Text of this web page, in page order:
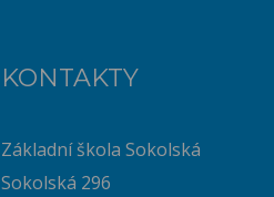
KONTAKTY
Základní škola Sokolská
Sokolská 296